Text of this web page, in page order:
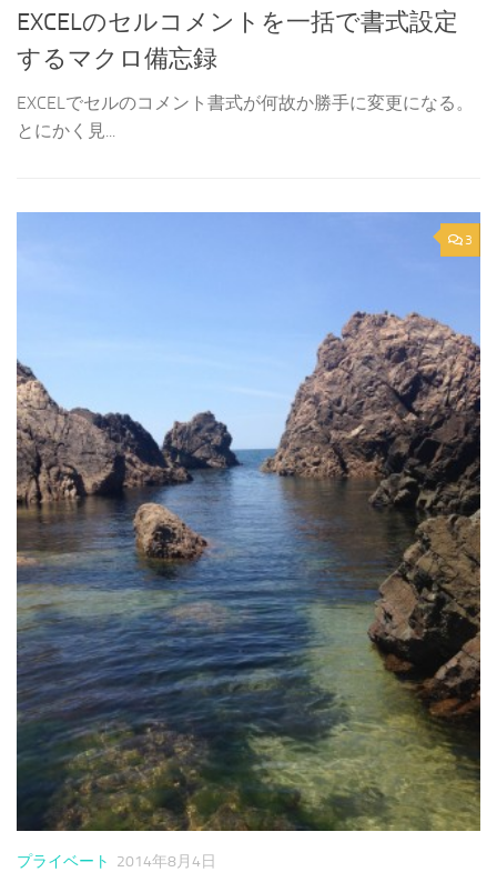
EXCELのセルコメントを一括で書式設定
するマクロ備忘録
EXCELでセルのコメント書式が何故か勝手に変更になる。
とにかく見...
3
プライベート 2014年8月4日